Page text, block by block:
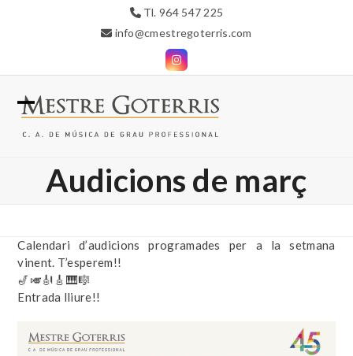
Tl. 964 547 225
info@cmestregoterris.com
Instagram
Open
menu
Close
menuAudicions de març
Calendari d’audicions programades per a la setmana
vinent. T’esperem!!
🎷🎺🎻🎸🎹🎼
Entrada lliure!!